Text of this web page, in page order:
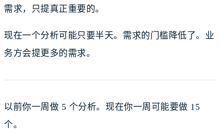
需求，只提真正重要的。
现在一个分析可能只要半天。需求的门槛降低了。业
务方会提更多的需求。
以前你一周做 5 个分析。现在你一周可能要做 15
个。